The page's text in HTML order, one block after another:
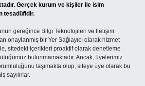
Gerçek kurum ve kişiler ile isim
tesadüfidir.
gereğince Bilgi Teknolojileri ve İletişim
onaylanmış bir Yer Sağlayıcı olarak hizmet
sitedeki içerikleri proaktif olarak denetleme
bulunmamaktadır. Ancak, üyelerimiz
taşımakta olup, siteye üye olarak bu
sayılırlar.